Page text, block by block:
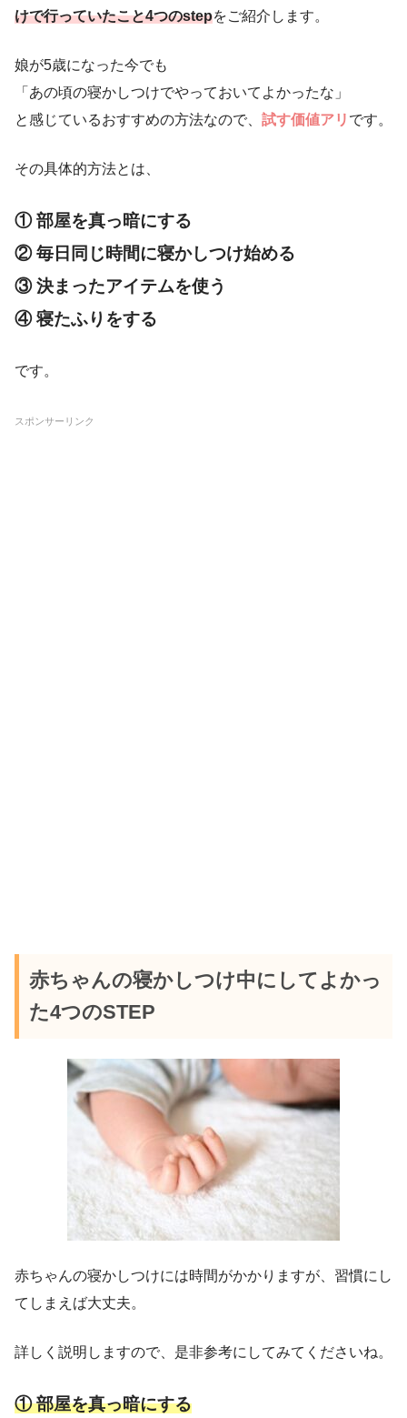
けで行っていたこと4つのstepをご紹介します。
娘が5歳になった今でも
「あの頃の寝かしつけでやっておいてよかったな」
と感じているおすすめの方法なので、 試す価値アリ です。
その具体的方法とは、
① 部屋を真っ暗にする
② 毎日同じ時間に寝かしつけ始める
③ 決まったアイテムを使う
④ 寝たふりをする
です。
スポンサーリンク
赤ちゃんの寝かしつけ中にしてよかっ
た4つのSTEP
赤ちゃんの寝かしつけには時間がかかりますが、習慣にし
てしまえば大丈夫。
詳しく説明しますので、是非参考にしてみてくださいね。
① 部屋を真っ暗にする